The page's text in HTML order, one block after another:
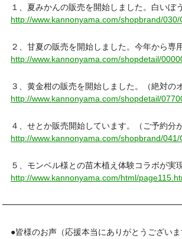
１、夏みかんの販売を開始しました。白いぼ
http://www.kannonyama.com/shopbrand/030/
２、甘夏の販売を開始しました。今年から専
http://www.kannonyama.com/shopdetail/
３、黄金柑の販売を開始しました。（絶対の
http://www.kannonyama.com/shopdetail/
４、せとか販売開始しています。（ご予約分
http://www.kannonyama.com/shopbrand/041/
５、モンベル様との苗木植え体験コラボが実
http://www.kannonyama.com/html/
●皆様のお声（応援本当にありがとうございま